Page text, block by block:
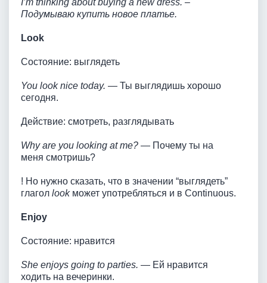
I’m thinking about buying a new dress. –
Подумываю купить новое платье.
Look
Состояние: выглядеть
You look nice today. — Ты выглядишь хорошо
сегодня.
Действие: смотреть, разглядывать
Why are you looking at me? — Почему ты на
меня смотришь?
! Но нужно сказать, что в значении “выглядеть”
глагол look может употребляться и в Continuous.
Enjoy
Состояние: нравится
She enjoys going to parties. — Ей нравится
ходить на вечеринки.